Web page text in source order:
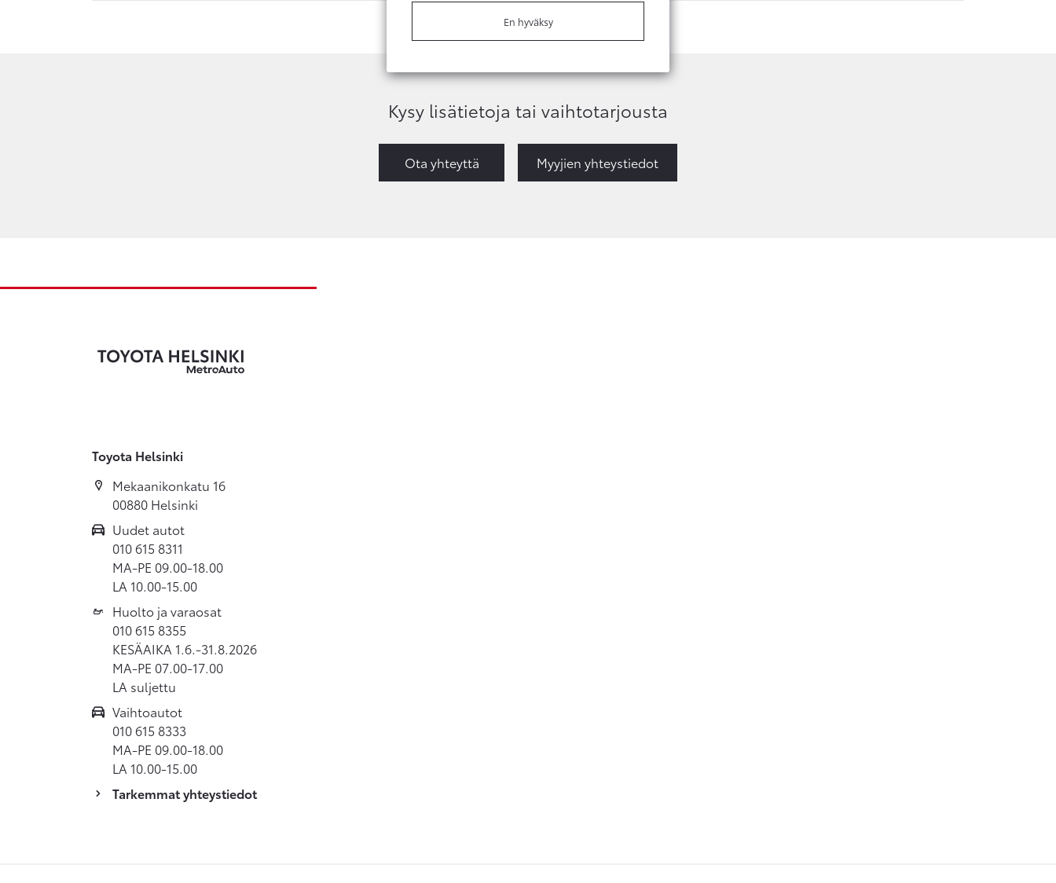
Kysy lisätietoja tai vaihtotarjousta
Ota yhteyttä Myyjien yhteystiedot
Toyota Helsinki
Mekaanikonkatu 16
00880 Helsinki
Uudet autot
010 615 8311
MA-PE 09.00-18.00
LA 10.00-15.00
Huolto ja varaosat
010 615 8355
KESÄAIKA 1.6.-31.8.2026
MA-PE 07.00-17.00
LA suljettu
Vaihtoautot
010 615 8333
MA-PE 09.00-18.00
LA 10.00-15.00
Tarkemmat yhteystiedot
En hyväksy